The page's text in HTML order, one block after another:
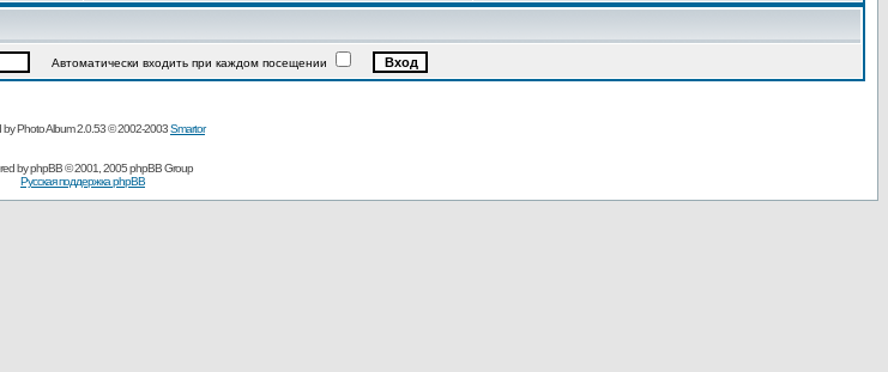
Автоматически входить при каждом посещении
by Photo Album 2.0.53 © 2002-2003Smartor
byphpBB© 2001, 2005 phpBB Group
Русская поддержка phpBB